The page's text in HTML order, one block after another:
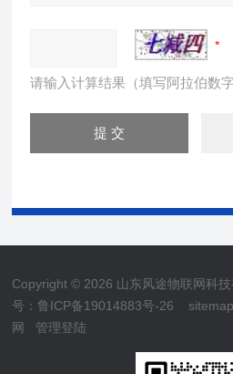
请输入计算结果（填写阿拉伯数
Copyright © 2026 山东风途物联网科
号：鲁ICP备19014883号-26
网
管理登陆